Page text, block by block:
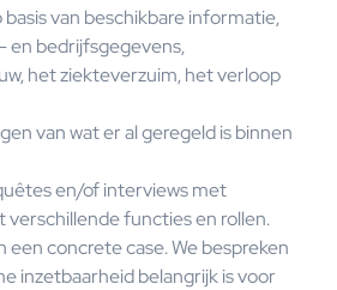
van beschikbare informatie,
en bedrijfsgegevens,
het ziekteverzuim, het verloop
van wat er al geregeld is binnen
en/of interviews met
functies en rollen.
een concrete case. We bespreken
inzetbaarheid belangrijk is voor